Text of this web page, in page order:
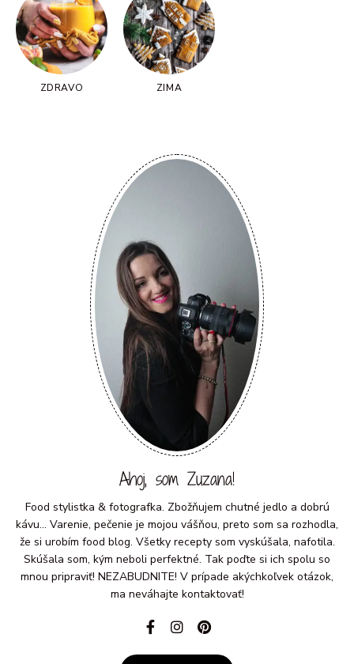
ZDRAVO ZIMA
Ahoj, som Zuzana!
Food stylistka & fotografka. Zbožňujem chutné jedlo a dobrú
kávu... Varenie, pečenie je mojou vášňou, preto som sa rozhodla,
že si urobím food blog. Všetky recepty som vyskúšala, nafotila.
Skúšala som, kým neboli perfektné. Tak poďte si ich spolu so
mnou pripraviť! NEZABUDNITE! V prípade akýchkoľvek otázok,
ma neváhajte kontaktovať!